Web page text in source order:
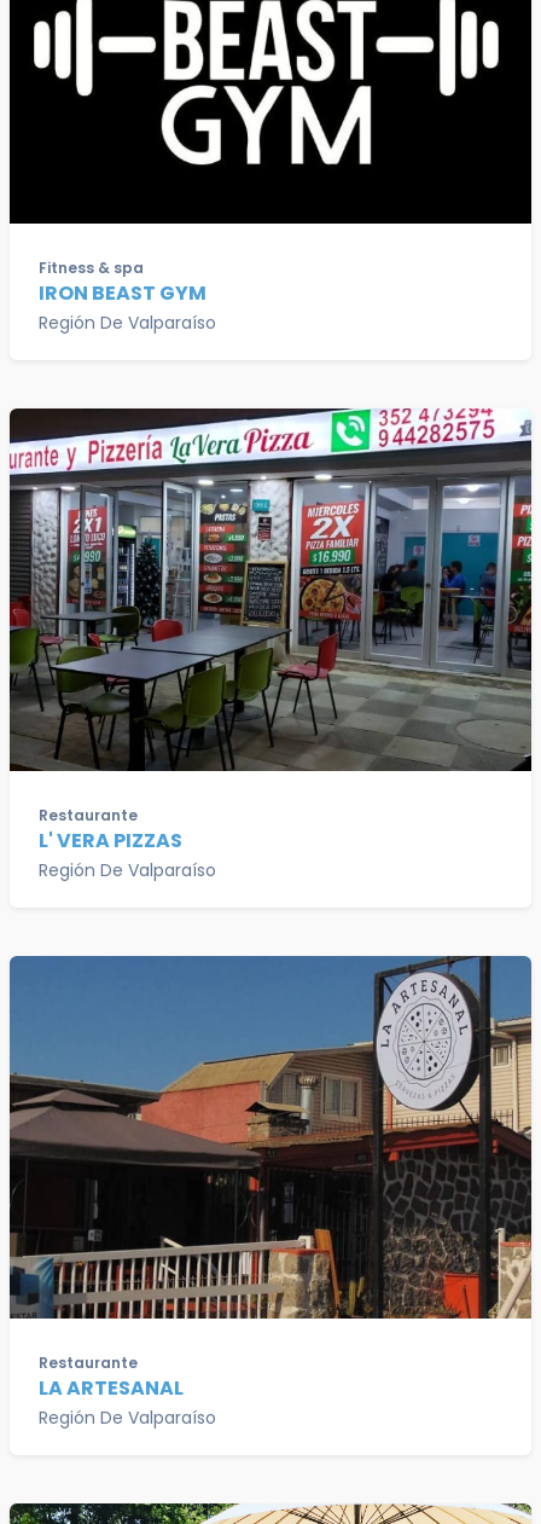
Fitness & spa
IRON BEAST GYM
Región De Valparaíso
Restaurante
L' VERA PIZZAS
Región De Valparaíso
Restaurante
LA ARTESANAL
Región De Valparaíso